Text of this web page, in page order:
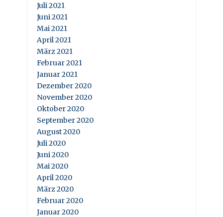
Juli 2021
Juni 2021
Mai 2021
April 2021
März 2021
Februar 2021
Januar 2021
Dezember 2020
November 2020
Oktober 2020
September 2020
August 2020
Juli 2020
Juni 2020
Mai 2020
April 2020
März 2020
Februar 2020
Januar 2020